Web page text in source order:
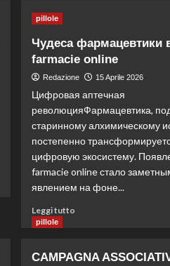
pillole
Чудеса фармацевтики
farmacie online
Redazione 15 Aprile 2026
Цифровая аптечная
революцияФармацевтика,
старинному алхимическому
постепенно
цифровую экосистему.
farmacie online стало
явлением на фоне...
Leggi tutto
pillole
CAMPAGNA